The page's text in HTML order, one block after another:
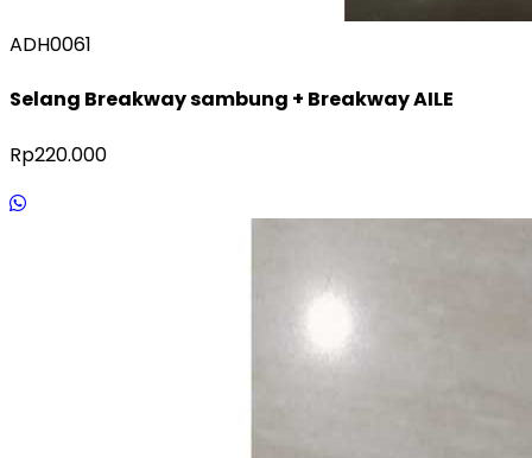
ADH0061
Selang Breakway sambung + Breakway AILE
Rp220.000